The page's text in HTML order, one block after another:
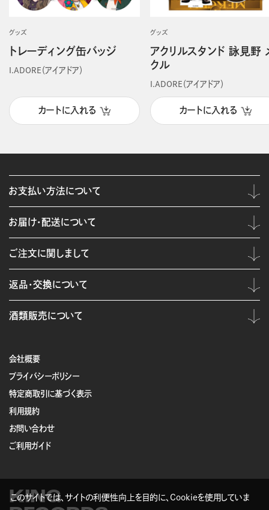
グッズ
トレーディング缶バッジ
I.ADORE（アイアドア）
カートに入れる
グッズ
アクリルスタンド 詠見野
クル
I.ADORE（アイアドア）
カートに入れる
会社概要
プライバシーポリシー
特定商取引に基づく表示
利用規約
お問い合わせ
ご利用ガイド
KING
お支払い方法について
お届け・配送について
ご注文に関しまして
返品・交換について
酒類販売について
このサイトでは、サイトの利便性向上を目的に、Cookieを使用していま